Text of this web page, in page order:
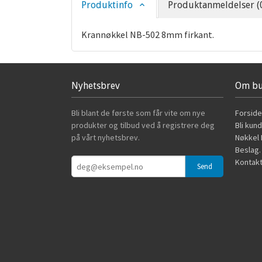
Produktinfo Produktanmeldelser
Krannøkkel NB-502 8mm firkant.
Nyhetsbrev
Bli blant de første som får vite om nye
produkter og tilbud ved å registrere deg
på vårt nyhetsbrev.
Om
Forside
Bli
Nøkkel
Beslag.